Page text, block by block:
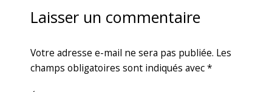
Laisser un commentaire
Votre adresse e-mail ne sera pas publiée. Les
champs obligatoires sont indiqués avec*